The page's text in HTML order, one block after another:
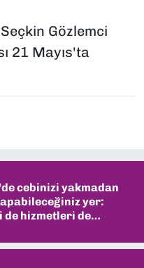
Gözlemci
21 Mayıs'ta
cebinizi yakmadan
yer:
de hizmetleri de